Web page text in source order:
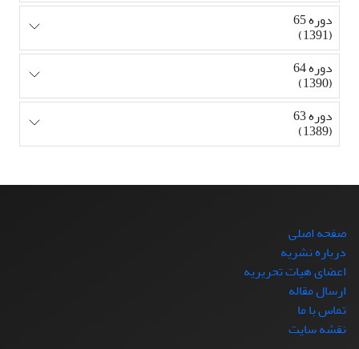
دوره 65
(1391)
دوره 64
(1390)
دوره 63
(1389)
صفحه اصلی
درباره نشریه
اعضای هیات تحریریه
ارسال مقاله
تماس با ما
نقشه سایت